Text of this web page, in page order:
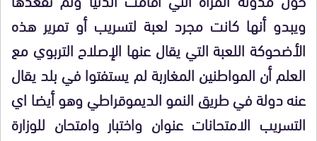
ويبدو أنها كانت مجرد لعبة لتسريب أو تمرير هذه
الأضحوكة اللعبة التي يقال عنها الإصلاح التربوي مع
العلم أن المواطنين المغاربة لم يستفتوا في بلد يقال
عنه دولة في طريق النمو الديموقراطي وهو أيضا اي
التسريب الامتحانات عنوان واختبار وامتحان للوزارة